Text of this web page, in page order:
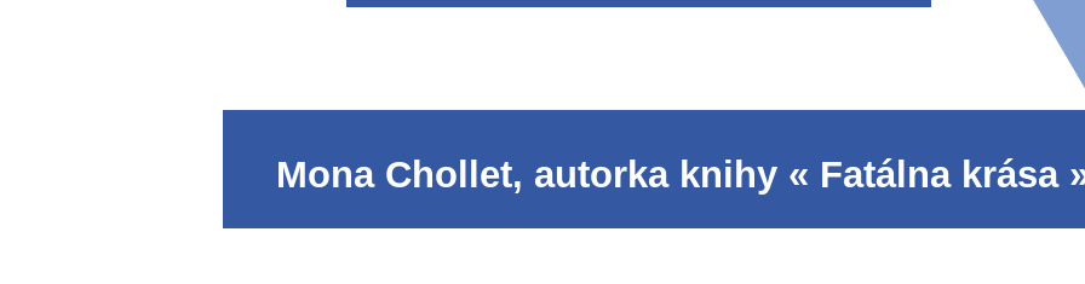
Mona Chollet, autorka knihy « Fatálna krása